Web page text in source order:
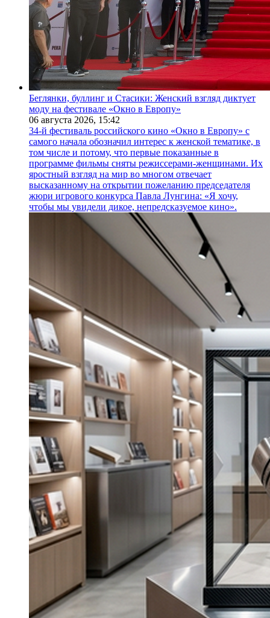
Беглянки, буллинг и Стасики: Женский взгляд диктует
моду на фестивале «Окно в Европу»
06 августа 2026, 15:42
34-й фестиваль российского кино «Окно в Европу» с
самого начала обозначил интерес к женской тематике, в
том числе и потому, что первые показанные в
программе фильмы сняты режиссерами-женщинами. Их
яростный взгляд на мир во многом отвечает
высказанному на открытии пожеланию председателя
жюри игрового конкурса Павла Лунгина: «Я хочу,
чтобы мы увидели дикое, непредсказуемое кино».